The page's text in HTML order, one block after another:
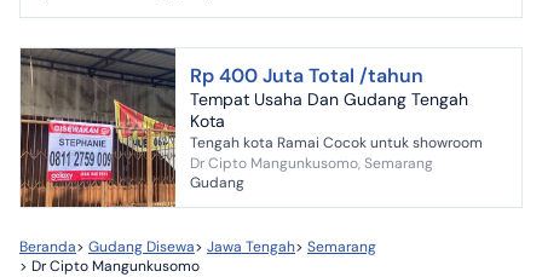
Rp 400 Juta Total /tahun
Tempat Usaha Dan Gudang Tengah
Kota
Tengah kota Ramai Cocok untuk showroom
Dr Cipto Mangunkusomo, Semarang
Gudang
Beranda> Gudang Disewa> Jawa Tengah> Semarang
> Dr Cipto Mangunkusomo